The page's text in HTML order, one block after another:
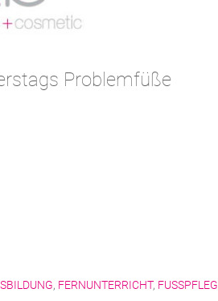
Problemfüße
, FERNUNTERRICHT, FUSSPFLEGE